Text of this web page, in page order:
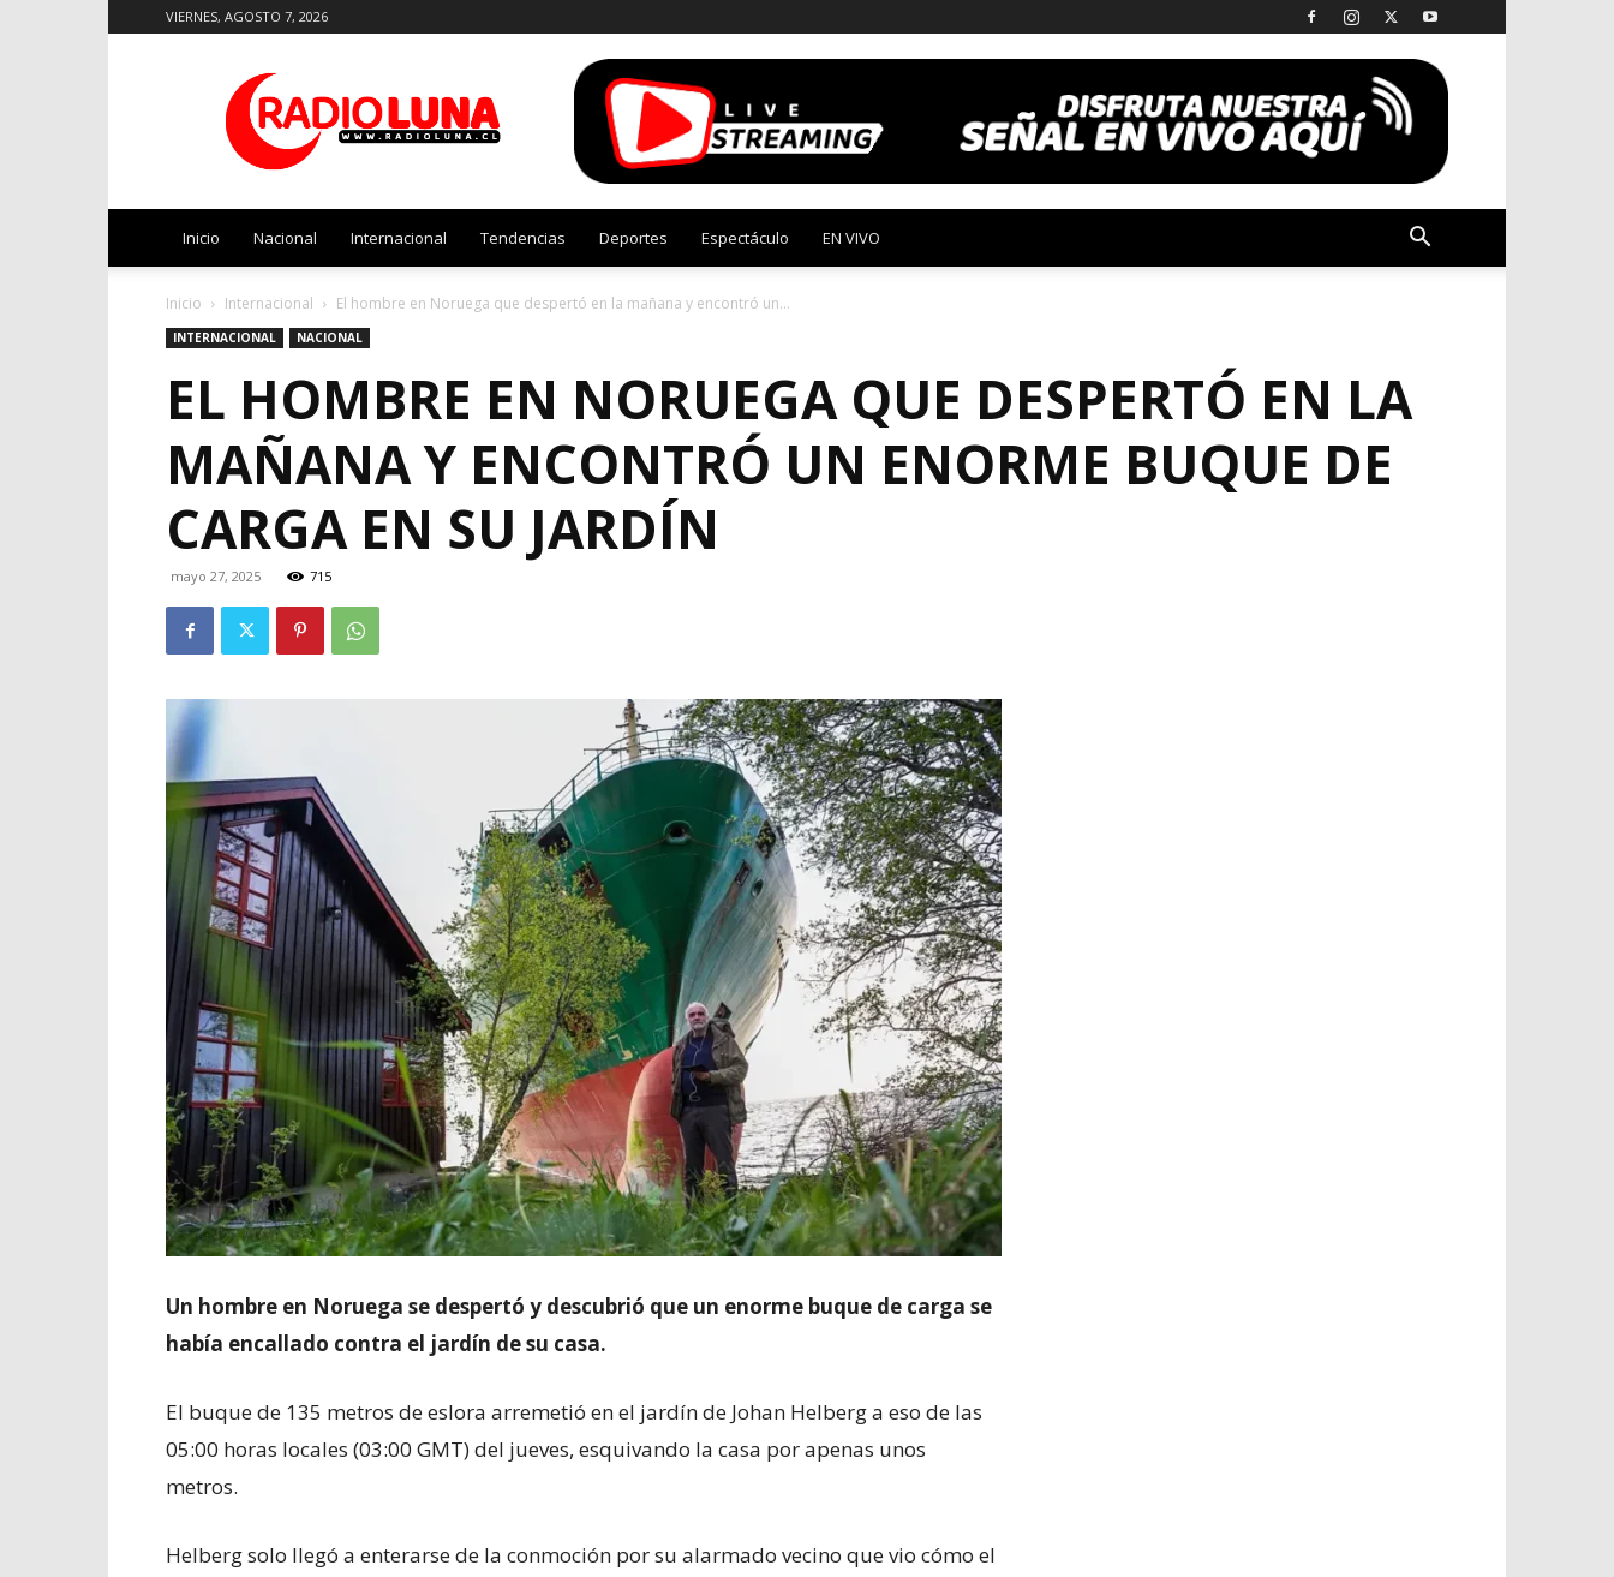
VIERNES, AGOSTO 7, 2026
Luna
Inicio Nacional Internacional Tendencias Deportes Espectáculo EN VIVO
Inicio Internacional El hombre en Noruega que despertó en la mañana y encontró un...
INTERNACIONAL NACIONAL
EL HOMBRE EN NORUEGA QUE DESPERTÓ EN LA
MAÑANA Y ENCONTRÓ UN ENORME BUQUE DE
CARGA EN SU JARDÍN
mayo 27, 2025 715
Un hombre en Noruega se despertó y descubrió que un enorme buque de carga se
había encallado contra el jardín de su casa.
El buque de 135 metros de eslora arremetió en el jardín de Johan Helberg a eso de las
05:00 horas locales (03:00 GMT) del jueves, esquivando la casa por apenas unos
metros.
Helberg solo llegó a enterarse de la conmoción por su alarmado vecino que vio cómo el